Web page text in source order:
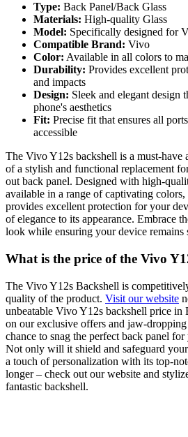
Type: Back Panel/Back Glass
Materials: High-quality Glass
Model: Specifically designed for
Compatible Brand: Vivo
Color: Available in all colors to
Durability: Provides excellent
and impacts
Design: Sleek and elegant design
phone's aesthetics
Fit: Precise fit that ensures all
accessible
The Vivo Y12s backshell is a must-have
of a stylish and functional replacement
out back panel. Designed with high-
available in a range of captivating
provides excellent protection for your
of elegance to its appearance. Embrace
look while ensuring your device remains
What is the price of the Vivo
The Vivo Y12s Backshell is
quality of the product. Visit our website
unbeatable Vivo Y12s backshell price in
on our exclusive offers and jaw-
chance to snag the perfect back panel
Not only will it shield and safeguard
a touch of personalization with its top-
longer – check out our website and
fantastic backshell.